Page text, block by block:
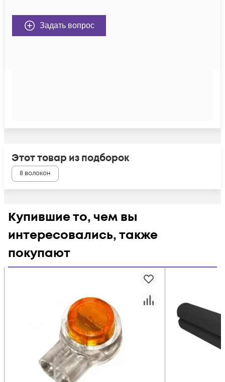
Задать вопрос
Этот товар из подборок
8 волокон
Купившие то, чем вы
интересовались, также
покупают